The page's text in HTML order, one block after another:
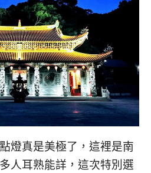
燈真是美極了，這裡是南
人耳熟能詳，這次特別選